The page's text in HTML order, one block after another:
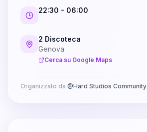
22:30 - 06:00
2 Discoteca
Genova
Cerca su Google Maps
Organizzato da @Hard Studios Community